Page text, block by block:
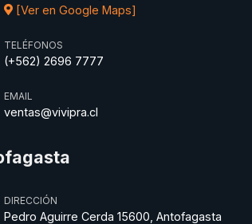
[Ver en Google Maps]
TELÉFONOS
(+562) 2696 7777
EMAIL
ventas@vivipra.cl
DIRECCIÓN
Pedro Aguirre Cerda 15600, Antofagasta